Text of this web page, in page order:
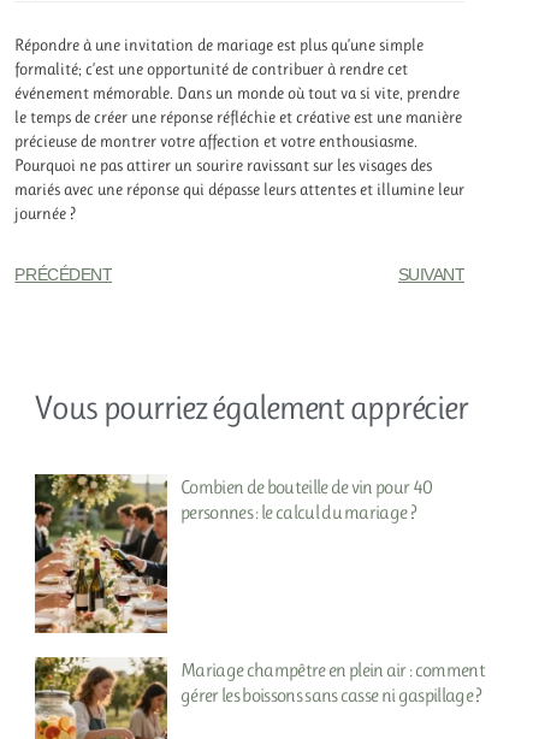
Répondre à une invitation de mariage est plus qu’une simple
formalité; c’est une opportunité de contribuer à rendre cet
événement mémorable. Dans un monde où tout va si vite, prendre
le temps de créer une réponse réfléchie et créative est une manière
précieuse de montrer votre affection et votre enthousiasme.
Pourquoi ne pas attirer un sourire ravissant sur les visages des
mariés avec une réponse qui dépasse leurs attentes et illumine leur
journée ?
PRÉCÉDENT SUIVANT
Vous pourriez également apprécier
Combien de bouteille de vin pour 40
personnes : le calcul du mariage ?
Mariage champêtre en plein air : comment
gérer les boissons sans casse ni gaspillage ?